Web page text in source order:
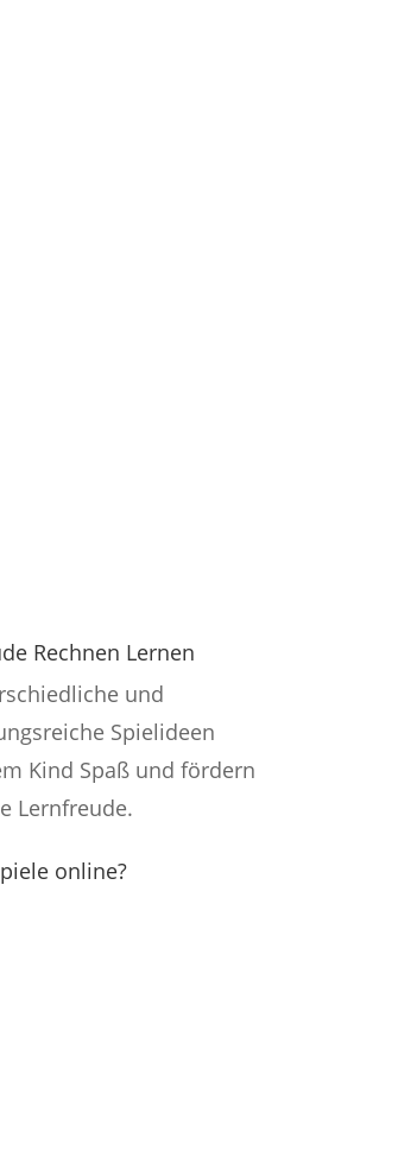
Rechnen Lernen
und
Spielideen
Kind Spaß und fördern
Lernfreude.
online?